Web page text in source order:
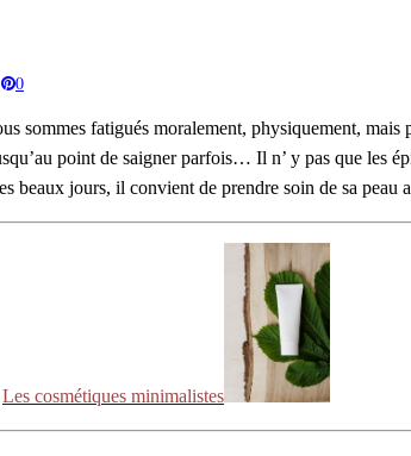
0
sommes fatigués moralement, physiquement,
point de saigner parfois… Il n’ y pas que les
beaux jours, il convient de prendre soin de sa peau
Les cosmétiques minimalistes